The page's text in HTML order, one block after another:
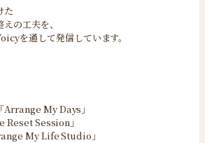
た
の工夫を、
を通して発信しています。
Arrange My Days」
Reset Session」
My Life Studio」